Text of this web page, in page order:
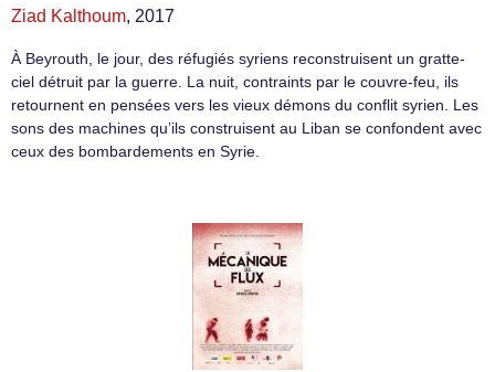
Ziad Kalthoum, 2017
À Beyrouth, le jour, des réfugiés syriens reconstruisent un gratte-
ciel détruit par la guerre. La nuit, contraints par le couvre-feu, ils
retournent en pensées vers les vieux démons du conflit syrien. Les
sons des machines qu’ils construisent au Liban se confondent avec
ceux des bombardements en Syrie.